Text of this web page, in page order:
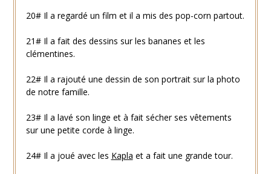
20# Il a regardé un film et il a mis des pop-corn partout.
21# Il a fait des dessins sur les bananes et les
clémentines.
22# Il a rajouté une dessin de son portrait sur la photo
de notre famille.
23# Il a lavé son linge et à fait sécher ses vêtements
sur une petite corde à linge.
24# Il a joué avec les Kapla et a fait une grande tour.